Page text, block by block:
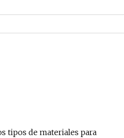
tipos de materiales para